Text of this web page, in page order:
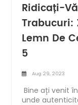
Ridicați-
Trabucuri:
Lemn De
5
Aug 29, 2023
Bine ați venit
unde